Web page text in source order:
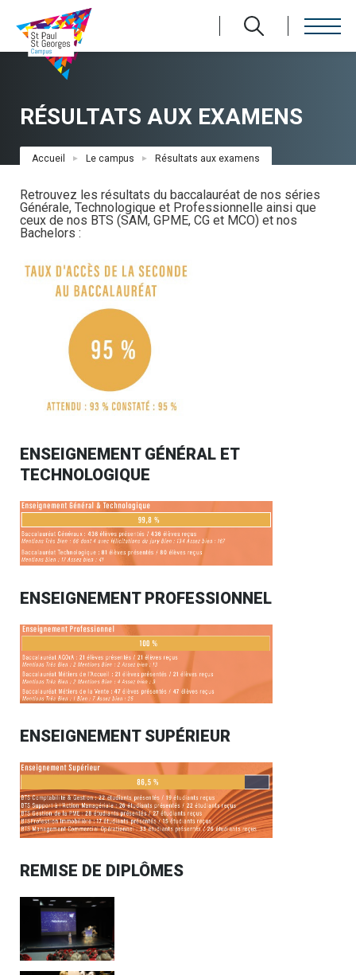
RÉSULTATS AUX EXAMENS
Fil
Accueil Le campus Résultats aux examens
Retrouvez les résultats du baccalauréat de nos séries
Générale, Technologique et Professionnelle ainsi que
ceux de nos BTS (SAM, GPME, CG et MCO) et nos
Bachelors :
ENSEIGNEMENT GÉNÉRAL ET
TECHNOLOGIQUE
ENSEIGNEMENT PROFESSIONNEL
ENSEIGNEMENT SUPÉRIEUR
REMISE DE DIPLÔMES